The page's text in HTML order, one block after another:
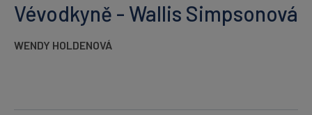
Vévodkyně - Wallis Simpsonová
WENDY HOLDENOVÁ